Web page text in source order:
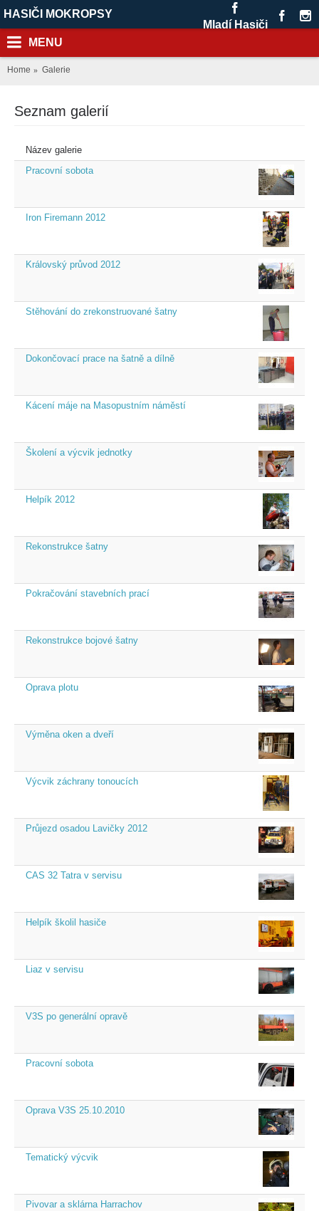
HASIČI MOKROPSY
Mladí Hasiči
MENU
Home Galerie
Seznam galerií
Název galerie
Pracovní sobota
Iron Firemann 2012
Královský průvod 2012
Stěhování do zrekonstruované šatny
Dokončovací prace na šatně a dílně
Kácení máje na Masopustním náměstí
Školení a výcvik jednotky
Helpík 2012
Rekonstrukce šatny
Pokračování stavebních prací
Rekonstrukce bojové šatny
Oprava plotu
Výměna oken a dveří
Výcvik záchrany tonoucích
Průjezd osadou Lavičky 2012
CAS 32 Tatra v servisu
Helpík školil hasiče
Liaz v servisu
V3S po generální opravě
Pracovní sobota
Oprava V3S 25.10.2010
Tematický výcvik
Pivovar a sklárna Harrachov